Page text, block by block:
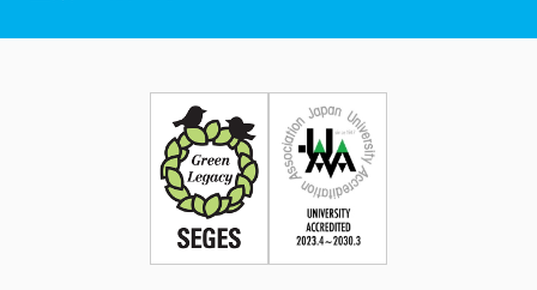
証明書発行手続き
学年暦
証明書発行・各種手続き
住所等登録内容の変更
科目等履修生制度のご案内